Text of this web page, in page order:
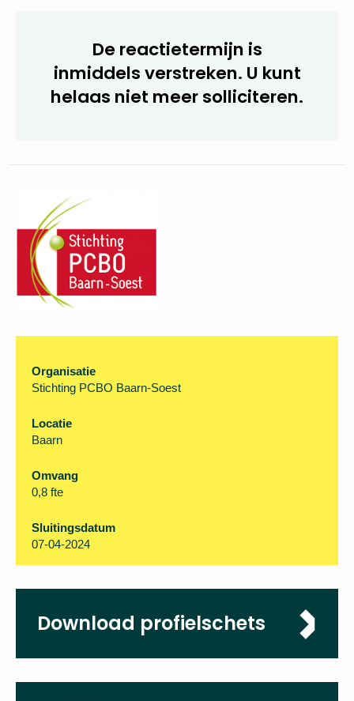
De reactietermijn is
inmiddels verstreken. U kunt
helaas niet meer solliciteren.
Organisatie
Stichting PCBO Baarn-Soest
Locatie
Baarn
Omvang
0,8 fte
Sluitingsdatum
07-04-2024
Download profielschets